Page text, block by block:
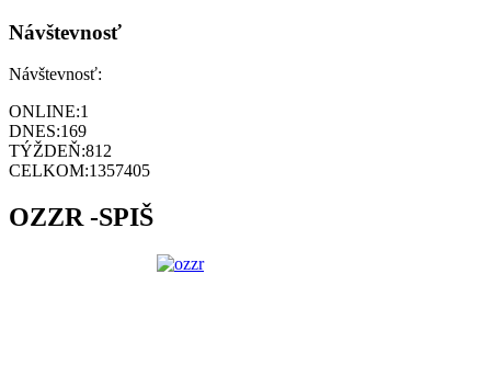
Návštevnosť
Návštevnosť:
ONLINE:1
DNES:169
TÝŽDEŇ:812
CELKOM:1357405
OZZR -SPIŠ